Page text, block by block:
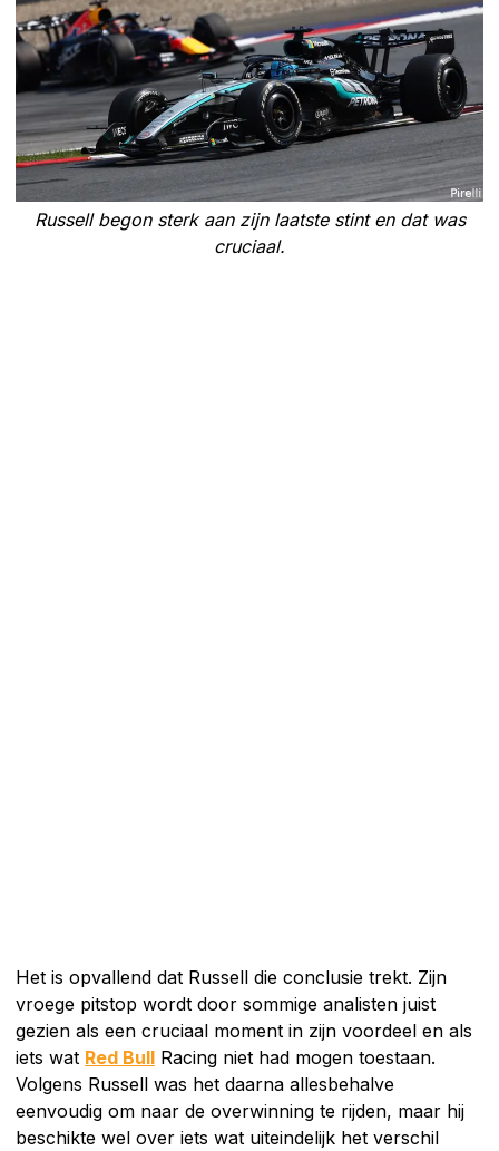
Russell begon sterk aan zijn laatste stint en dat was
cruciaal.
Het is opvallend dat Russell die conclusie trekt. Zijn
vroege pitstop wordt door sommige analisten juist
gezien als een cruciaal moment in zijn voordeel en als
iets wat Red Bull Racing niet had mogen toestaan.
Volgens Russell was het daarna allesbehalve
eenvoudig om naar de overwinning te rijden, maar hij
beschikte wel over iets wat uiteindelijk het verschil